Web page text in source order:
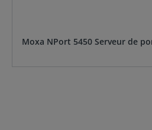
Moxa NPort 5450 Serveur de